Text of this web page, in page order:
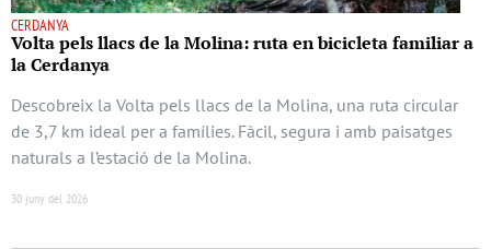
CERDANYA
Volta pels llacs de la Molina: ruta en bicicleta familiar a
la Cerdanya
Descobreix la Volta pels llacs de la Molina, una ruta circular
de 3,7 km ideal per a famílies. Fàcil, segura i amb paisatges
naturals a l’estació de la Molina.
30 juny del 2026